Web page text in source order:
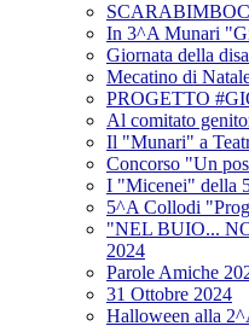
In 3^A Munari
Giornata della
Mecatino di
PROGETTO
Al comitato
Il "Munari" a
Concorso "Un
I "Micenei" della
5^A Collodi
"NEL BUIO...
2024
Parole Amiche
31 Ottobre 2024
Halloween alla